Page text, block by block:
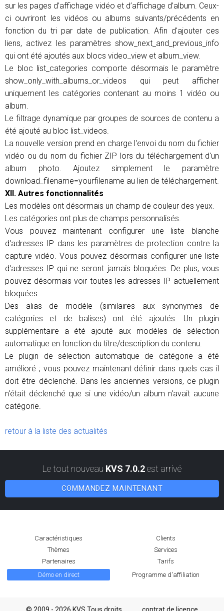
sur les pages d’affichage vidéo et d’affichage d’album. Ceux-
ci ouvriront les vidéos ou albums suivants/précédents en
fonction du tri par date de publication. Afin d'ajouter ces
liens, activez les paramètres show_next_and_previous_info
qui ont été ajoutés aux blocs video_view et album_view.
Le bloc list_categories comporte désormais le paramètre
show_only_with_albums_or_videos qui peut afficher
uniquement les catégories contenant au moins 1 vidéo ou
album.
Le filtrage dynamique par groupes de sources de contenu a
été ajouté au bloc list_videos.
La nouvelle version prend en charge l'envoi du nom du fichier
vidéo ou du nom du fichier ZIP lors du téléchargement d'un
album photo. Ajoutez simplement le paramètre
download_filename=yourfilename au lien de téléchargement.
XII. Autres fonctionnalités
Les modèles ont désormais un champ de couleur des yeux.
Les catégories ont plus de champs personnalisés.
Vous pouvez maintenant configurer une liste blanche
d'adresses IP dans les paramètres de protection contre la
capture vidéo. Vous pouvez désormais configurer une liste
d'adresses IP qui ne seront jamais bloquées. De plus, vous
pouvez désormais voir toutes les adresses IP actuellement
bloquées.
Des alias de modèle (similaires aux synonymes de
catégories et de balises) ont été ajoutés. Un plugin
supplémentaire a été ajouté aux modèles de sélection
automatique en fonction du titre/description du contenu.
Le plugin de sélection automatique de catégorie a été
amélioré ; vous pouvez maintenant définir dans quels cas il
doit être déclenché. Dans les anciennes versions, ce plugin
n'était déclenché que si une vidéo/un album n'avait aucune
catégorie.
retour à la liste des actualités
Le tout nouveau KVS 7.0.2est arrivé
COMMANDEZ MAINTENANT
Caractéristiques
Clients
Thèmes
Services
Partenaires
Tarifs
Démo en direct
Programme d'affiliation